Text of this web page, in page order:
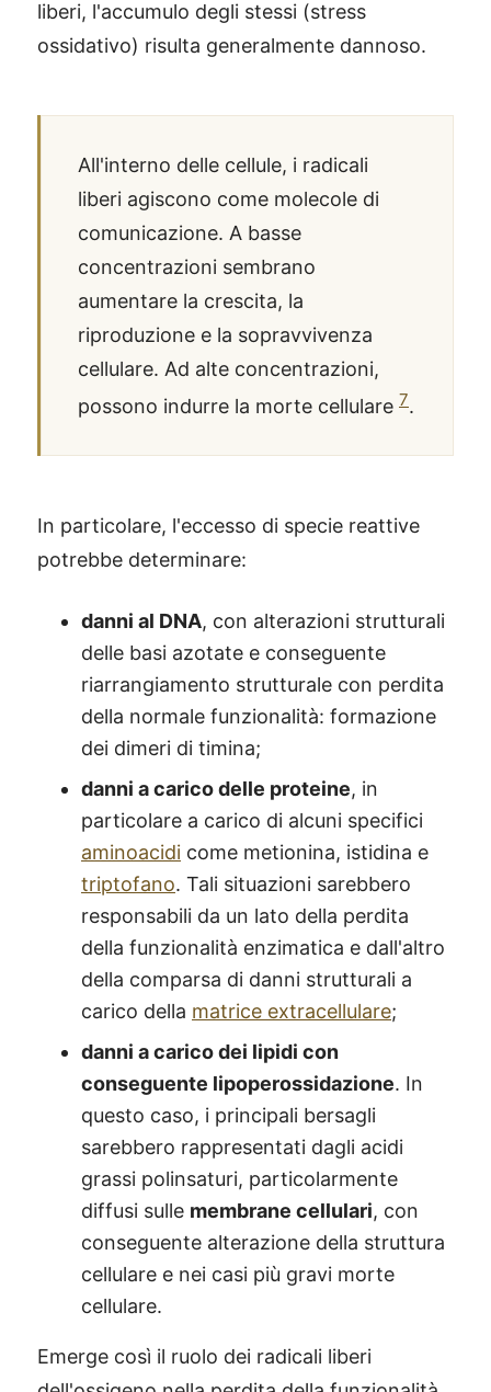
liberi, l'accumulo degli stessi (stress
ossidativo) risulta generalmente dannoso.
All'interno delle cellule, i radicali
liberi agiscono come molecole di
comunicazione. A basse
concentrazioni sembrano
aumentare la crescita, la
riproduzione e la sopravvivenza
cellulare. Ad alte concentrazioni,
possono indurre la morte cellulare 7.
In particolare, l'eccesso di specie reattive
potrebbe determinare:
danni al DNA, con alterazioni strutturali
delle basi azotate e conseguente
riarrangiamento strutturale con perdita
della normale funzionalità: formazione
dei dimeri di timina;
danni a carico delle proteine, in
particolare a carico di alcuni specifici
aminoacidi come metionina, istidina e
triptofano. Tali situazioni sarebbero
responsabili da un lato della perdita
della funzionalità enzimatica e dall'altro
della comparsa di danni strutturali a
carico della matrice extracellulare;
danni a carico dei lipidi con
conseguente lipoperossidazione. In
questo caso, i principali bersagli
sarebbero rappresentati dagli acidi
grassi polinsaturi, particolarmente
diffusi sulle membrane cellulari, con
conseguente alterazione della struttura
cellulare e nei casi più gravi morte
cellulare.
Emerge così il ruolo dei radicali liberi